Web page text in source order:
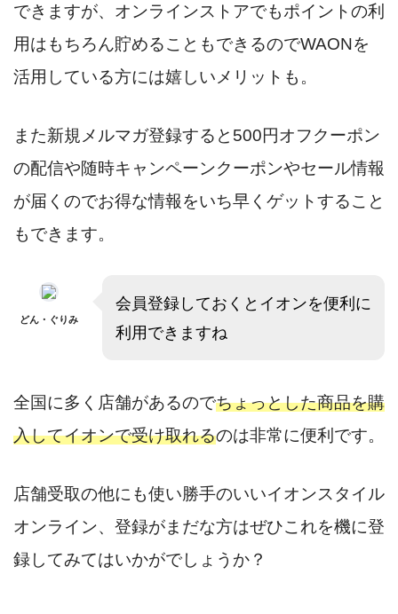
できますが、オンラインストアでもポイントの利
用はもちろん貯めることもできるのでWAONを
活用している方には嬉しいメリットも。
また新規メルマガ登録すると500円オフクーポン
の配信や随時キャンペーンクーポンやセール情報
が届くのでお得な情報をいち早くゲットすること
もできます。
どん・ぐりみ
会員登録しておくとイオンを便利に
利用できますね
全国に多く店舗があるのでちょっとした商品を購
入してイオンで受け取れるのは非常に便利です。
店舗受取の他にも使い勝手のいいイオンスタイル
オンライン、登録がまだな方はぜひこれを機に登
録してみてはいかがでしょうか？